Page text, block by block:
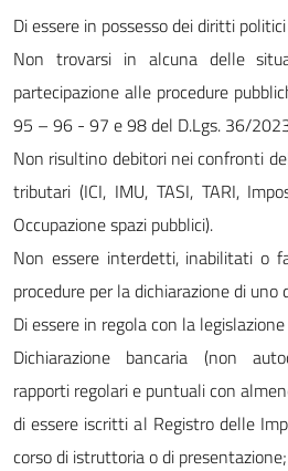
Di essere in possesso dei diritti
Non trovarsi in alcuna delle
partecipazione alle procedure
95 – 96 - 97 e 98 del D.Lgs. 36/
Non risultino debitori nei confronti
tributari (ICI, IMU, TASI, TARI,
Occupazione spazi pubblici).
Non essere interdetti, inabilitati o
procedure per la dichiarazione di uno
Di essere in regola con la
Dichiarazione bancaria (non
rapporti regolari e puntuali con
di essere iscritti al Registro delle
corso di istruttoria o di presentazione;